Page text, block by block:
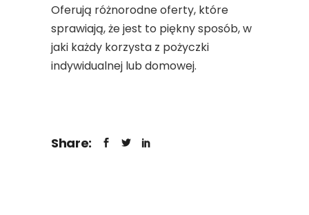
Oferują różnorodne oferty, które
sprawiają, że jest to piękny sposób, w
jaki każdy korzysta z pożyczki
indywidualnej lub domowej.
Share: